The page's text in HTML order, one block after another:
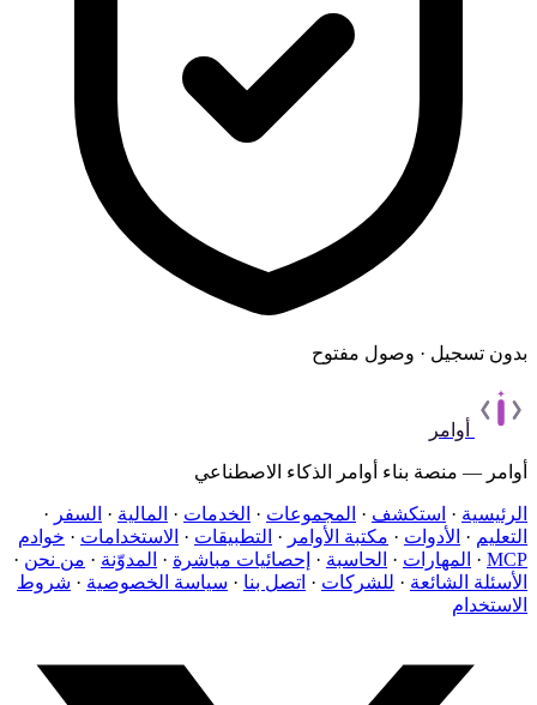
بدون تسجيل · وصول مفتوح
أوامر
أوامر — منصة بناء أوامر الذكاء الاصطناعي
الرئيسية · استكشف · المجموعات · الخدمات · المالية · السفر ·
التعليم · الأدوات · مكتبة الأوامر · التطبيقات · الاستخدامات · خوادم
MCP
· المهارات · الحاسبة · إحصائيات مباشرة · المدوّنة · من نحن ·
الأسئلة الشائعة · للشركات · اتصل بنا · سياسة الخصوصية · شروط
الاستخدام